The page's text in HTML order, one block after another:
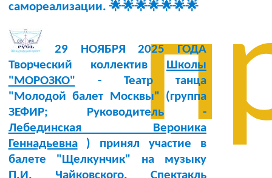
самореализации. 🌟🌟🌟🌟🌟🌟🌟
29 НОЯБРЯ 2025 ГОДА
Творческий коллектив Школы
"МОРОЗКО" - Театр танца
"Молодой балет Москвы" (группа
ЗЕФИР; Руководитель -
Лебединская Вероника
Геннадьевна) принял участие в
балете "Щелкунчик" на музыку